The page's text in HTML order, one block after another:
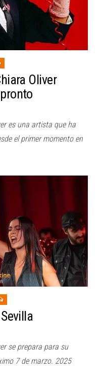
Oliver
es una artista que ha
el primer momento en
se prepara para su
7 de marzo. 2025